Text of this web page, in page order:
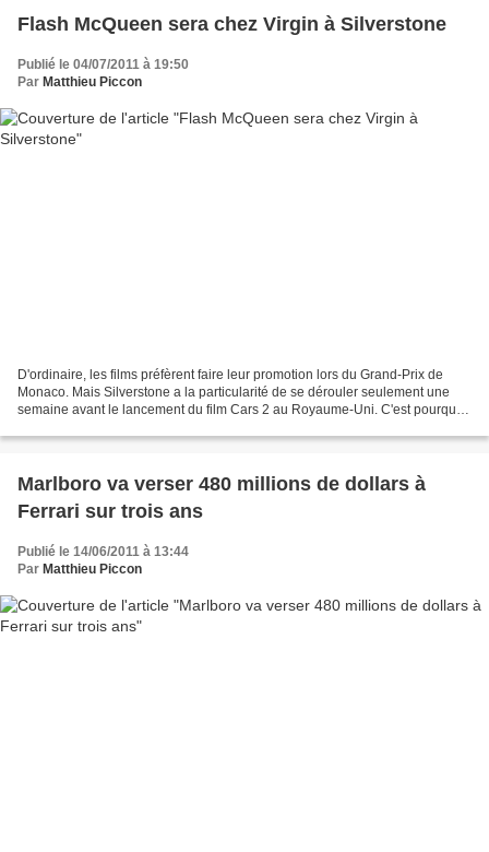
Flash McQueen sera chez Virgin à Silverstone
Publié le 04/07/2011 à 19:50
Par Matthieu Piccon
D'ordinaire, les films préfèrent faire leur promotion lors du Grand-Prix de
Monaco. Mais Silverstone a la particularité de se dérouler seulement une
semaine avant le lancement du film Cars 2 au Royaume-Uni. C'est pourquoi
Marlboro va verser 480 millions de dollars à
Ferrari sur trois ans
Publié le 14/06/2011 à 13:44
Par Matthieu Piccon